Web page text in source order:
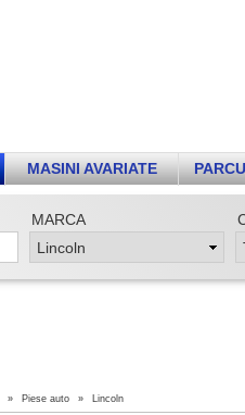
MASINI AVARIATE
MARCA
» Piese auto » Lincoln